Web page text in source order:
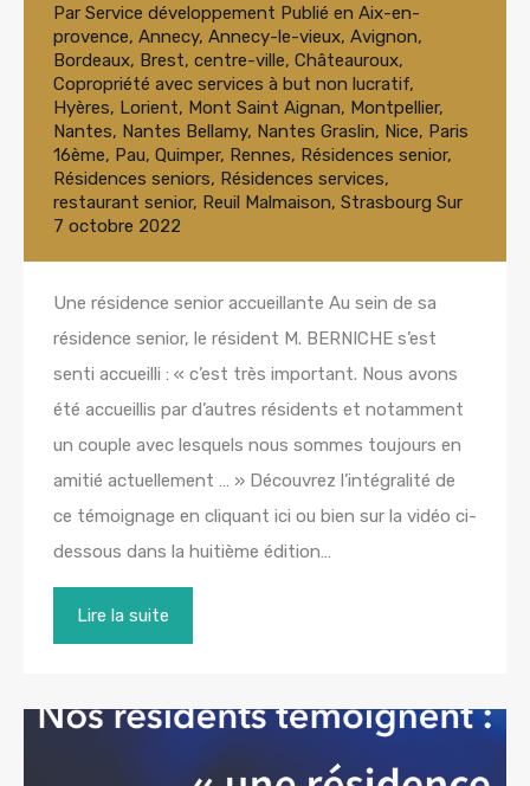
Par Service développement Publié en Aix-en-
provence, Annecy, Annecy-le-vieux, Avignon,
Bordeaux, Brest, centre-ville, Châteauroux,
Copropriété avec services à but non lucratif,
Hyères, Lorient, Mont Saint Aignan, Montpellier,
Nantes, Nantes Bellamy, Nantes Graslin, Nice, Paris
16ème, Pau, Quimper, Rennes, Résidences senior,
Résidences seniors, Résidences services,
restaurant senior, Reuil Malmaison, Strasbourg Sur
7 octobre 2022
Une résidence senior accueillante Au sein de sa
résidence senior, le résident M. BERNICHE s’est
senti accueilli : « c’est très important. Nous avons
été accueillis par d’autres résidents et notamment
un couple avec lesquels nous sommes toujours en
amitié actuellement … » Découvrez l’intégralité de
ce témoignage en cliquant ici ou bien sur la vidéo ci-
dessous dans la huitième édition…
Lire la suite